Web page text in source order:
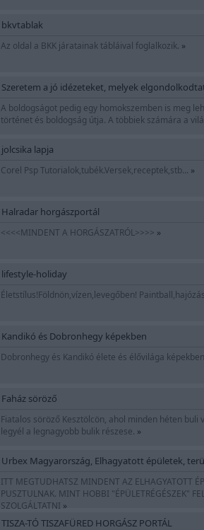
bkvtablak
Az oldal a BKK járatainak tábláival foglalkozik. »
Szeretem a jó idézeteket, melyek
A boldogságot pedig egy homokszemben is meg
történet és boldogság útja. A többiek számára a
jolcsika lapja
Corel Psp Tutorialok,tubék.Versek,receptek,stb... »
Halradar horgászportál
<<<<MINDENT A HORGÁSZATRÓL>>>> »
lifestyle-holiday
Életstílus!Földnön,vízen,levegőben!
Kandikó és Dobronhegy képekben
Dobronhegy és Kandikó élete és élővilága
Faház söröző
Fiatalos söröző Kesztölcön, ahol minden héten buli
legyél a legnagyobb bulik részese. »
Urbex Magyarország, Elhagyatott épületek,
ITT MEGTUDHATSZ MINDENT AZ ELHAGYATOTT
PUSZTULNAK. MINT HOBBI "ÉPÜLETRÉGÉSZEK"
SZOLGÁLTATNI »
TISZA-TÓ TISZAFÜRED HORGÁSZ PORTÁL